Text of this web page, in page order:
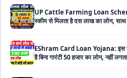
EShram Card Loan Yojana: इस
PM Vishwakarma Yojana Loan: